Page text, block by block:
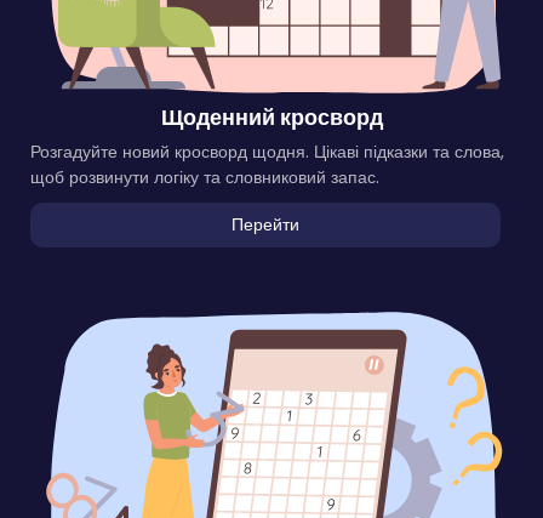
Щоденний кросворд
Розгадуйте новий кросворд щодня. Цікаві підказки та слова,
щоб розвинути логіку та словниковий запас.
Перейти